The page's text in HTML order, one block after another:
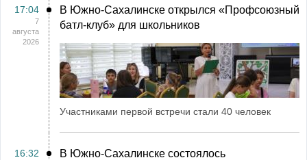
17:04
7
августа
2026
В Южно-Сахалинске открылся «Профсоюзный
батл-клуб» для школьников
Участниками первой встречи стали 40 человек
16:32
В Южно-Сахалинске состоялось